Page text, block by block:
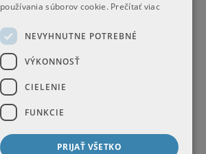
používania súborov cookie. Prečítať viac
NEVYHNUTNE POTREBNÉ
VÝKONNOSŤ
CIELENIE
FUNKCIE
PRIJAŤ VŠETKO